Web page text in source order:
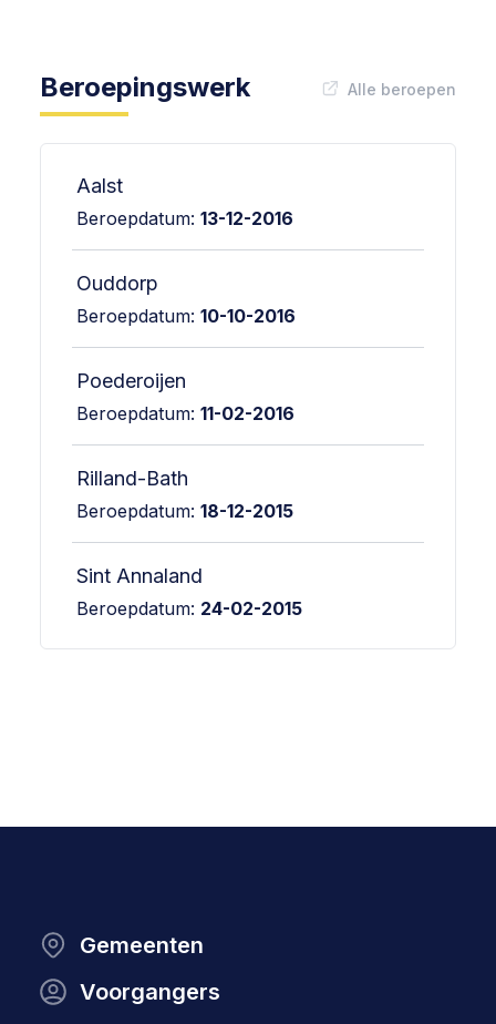
Beroepingswerk Alle beroepen
Aalst
Beroepdatum: 13-12-2016
Ouddorp
Beroepdatum: 10-10-2016
Poederoijen
Beroepdatum: 11-02-2016
Rilland-Bath
Beroepdatum: 18-12-2015
Sint Annaland
Beroepdatum: 24-02-2015
Gemeenten
Voorgangers